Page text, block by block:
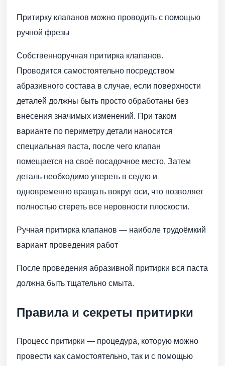
Притирку клапанов можно проводить с помощью
ручной фрезы
Собственноручная притирка клапанов.
Проводится самостоятельно посредством
абразивного состава в случае, если поверхности
деталей должны быть просто обработаны без
внесения значимых изменений. При таком
варианте по периметру детали наносится
специальная паста, после чего клапан
помещается на своё посадочное место. Затем
деталь необходимо упереть в седло и
одновременно вращать вокруг оси, что позволяет
полностью стереть все неровности плоскости.
Ручная притирка клапанов — наиболе трудоёмкий
вариант проведения работ
После проведения абразивной притирки вся паста
должна быть тщательно смыта.
Правила и секреты притирки
Процесс притирки — процедура, которую можно
провести как самостоятельно, так и с помощью